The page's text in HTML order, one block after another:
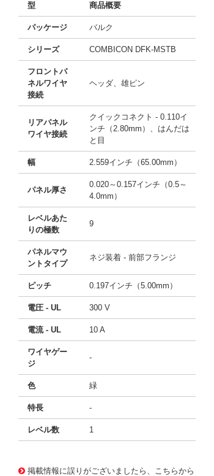
型 商品概要
パッケージ バルク
シリーズ COMBICON DFK-MSTB
フロントパ
ネルワイヤ
接続
ヘッダ、雄ピン
リアパネル
ワイヤ接続
クイックコネクト - 0.110イ
ンチ（2.80mm）、はんだは
と目
幅 2.559インチ（65.00mm）
パネル厚さ
0.020～0.157インチ（0.5～
4.0mm）
レベルあた
りの極数
9
パネルマウ
ントタイプ
ネジ装着 - 前部フランジ
ピッチ 0.197インチ（5.00mm）
電圧 - UL 300 V
電流 - UL 10 A
ワイヤゲー
ジ
-
色 緑
特長 -
レベル数 1
掲載情報に誤りがございましたら、こちらから